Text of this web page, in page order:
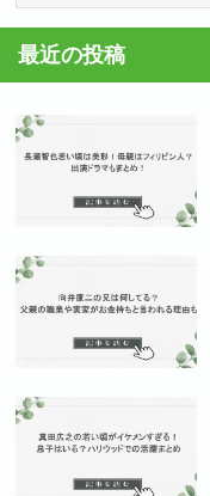
カ
イ
最近の投稿